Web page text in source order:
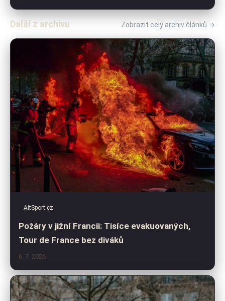
Další z archivu Zobrazit celý archiv článků →
AltSport.cz
Požáry v jižní Francii: Tisíce evakuovaných,
Tour de France bez diváků
6. 7. 2026